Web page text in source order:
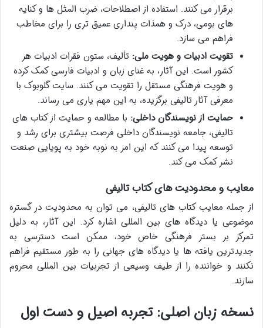
برقرار می کنند. استفاده از اصطلاحات، ضرب المثل ها و کنایه
های بومی، درک و همذات پنداری عمیق تری را برای مخاطب
فراهم می سازد.
تقویت ادبیات و هویت ملی: تألیف، ستون فقرات ادبیات هر
کشور است. این آثار، به غنای زبان و ادبیات فارسی کمک کرده
و هویت فرهنگی مستقل را تقویت می کنند. سایت گلوبوک با
معرفی آثار تالیفی برگزیده، به این مهم یاری می رساند.
حمایت از نویسندگان داخلی: با مطالعه و حمایت از کتاب های
تالیفی، جامعه نویسندگان داخلی فرصت بیشتری برای رشد و
توسعه پیدا می کنند که این امر به نوبه خود به پویایی صنعت
نشر کمک می کند.
معایب و محدودیت های کتاب تالیفی
از جمله معایب کتاب های تالیفی، می توان به محدودیت در گستره
موضوعی یا دیدگاه های بین المللی اشاره کرد. این آثار، به دلیل
تمرکز بر بستر فرهنگی خاص خود، ممکن است دسترسی به
جدیدترین یافته ها یا دیدگاه های جهانی را به طور مستقیم فراهم
نکنند و خواننده را از طیف وسیعی از تجربیات بین المللی محروم
سازند.
نسخه زبان اصلی: تجربه اصیل و دست اول